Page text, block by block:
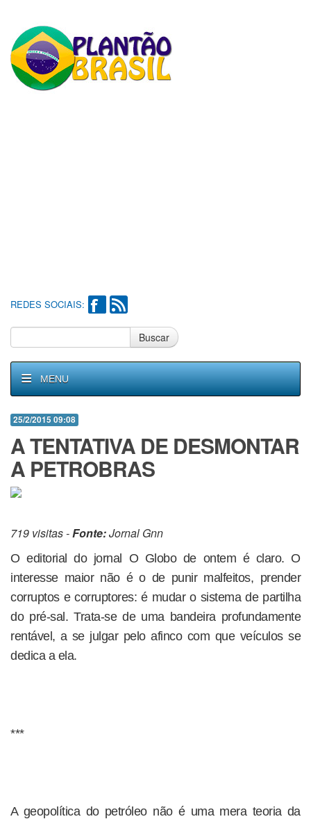
REDES SOCIAIS:
Buscar
MENU
25/2/2015 09:08
A TENTATIVA DE DESMONTAR
A PETROBRAS
719 visitas -Fonte:Jornal Gnn
O editorial do jornal O Globo de ontem é claro. O
interesse maior não é o de punir malfeitos, prender
corruptos e corruptores: é mudar o sistema de partilha
do pré-sal. Trata-se de uma bandeira profundamente
rentável, a se julgar pelo afinco com que veículos se
dedica a ela.
***
A geopolítica do petróleo não é uma mera teoria da